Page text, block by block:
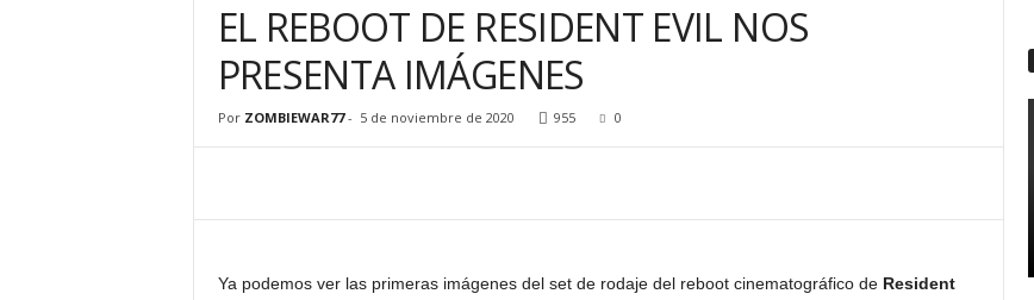
EL REBOOT DE RESIDENT EVIL NOS
PRESENTA IMÁGENES
Por ZOMBIEWAR77- 5 de noviembre de 2020 955 0
Ya podemos ver las primeras imágenes del set de rodaje del reboot cinematográfico de Resident